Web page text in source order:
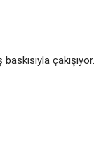
çakışıyor.